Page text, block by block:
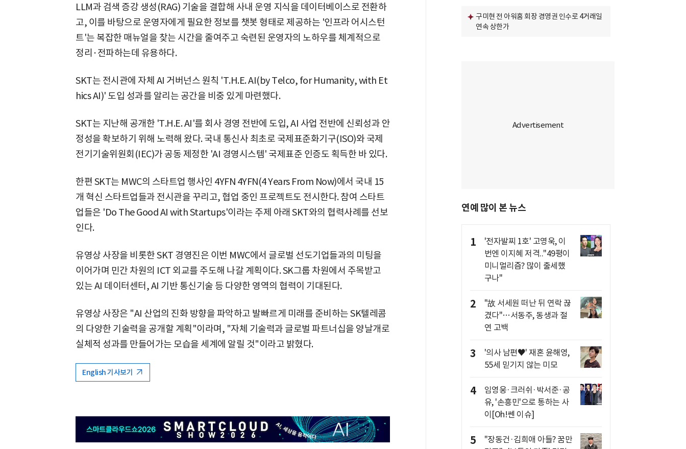
LLM과 검색 증강 생성(RAG) 기술을 결합해 사내 운영 지식을 데이터베이스로 전환하
고, 이를 바탕으로 운영자에게 필요한 정보를 챗봇 형태로 제공하는 '인프라 어시스턴
트'는 복잡한 매뉴얼을 찾는 시간을 줄여주고 숙련된 운영자의 노하우를 체계적으로
정리·전파하는데 유용하다.
SKT는 전시관에 자체 AI 거버넌스 원칙 'T.H.E. AI(by Telco, for Humanity, with Et
hics AI)' 도입 성과를 알리는 공간을 비중 있게 마련했다.
SKT는 지난해 공개한 'T.H.E. AI'를 회사 경영 전반에 도입, AI 사업 전반에 신뢰성과 안
정성을 확보하기 위해 노력해 왔다. 국내 통신사 최초로 국제표준화기구(ISO)와 국제
전기기술위원회(IEC)가 공동 제정한 'AI 경영시스템' 국제표준 인증도 획득한 바 있다.
한편 SKT는 MWC의 스타트업 행사인 4YFN 4YFN(4 Years From Now)에서 국내 15
개 혁신 스타트업들과 전시관을 꾸리고, 협업 중인 프로젝트도 전시한다. 참여 스타트
업들은 'Do The Good AI with Startups'이라는 주제 아래 SKT와의 협력사례를 선보
인다.
유영상 사장을 비롯한 SKT 경영진은 이번 MWC에서 글로벌 선도기업들과의 미팅을
이어가며 민간 차원의 ICT 외교를 주도해 나갈 계획이다. SK그룹 차원에서 주목받고
있는 AI 데이터센터, AI 기반 통신기술 등 다양한 영역의 협력이 기대된다.
유영상 사장은 "AI 산업의 진화 방향을 파악하고 발빠르게 미래를 준비하는 SK텔레콤
의 다양한 기술력을 공개할 계획"이라며, "자체 기술력과 글로벌 파트너십을 양날개로
실체적 성과를 만들어가는 모습을 세계에 알릴 것"이라고 밝혔다.
English 기사보기
구미현 전 아워홈 회장 경영권 인수로 4거래일
연속 상한가
연예 많이 본 뉴스
1
'전자발찌 1호' 고영욱, 이
번엔 이지혜 저격.."49평이
미니멀리즘? 많이 출세했
구나"
2
"故 서세원 떠난 뒤 연락 끊
겼다"…서동주, 동생과 절
연 고백
3
'의사 남편♥' 재혼 윤해영,
55세 믿기지 않는 미모
4
임영웅·크러쉬·박서준·공
유, '손흥민'으로 통하는 사
이[Oh!쎈 이슈]
5
"장동건·김희애 아들? 꿈만